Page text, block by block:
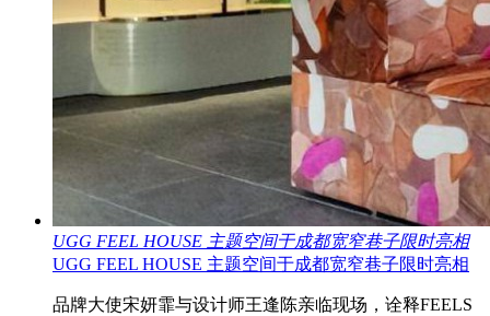
UGG FEEL HOUSE 主题空间于成都宽窄巷子限时亮相
UGG FEEL HOUSE 主题空间于成都宽窄巷子限时亮相
品牌大使宋妍霏与设计师王逢陈亲临现场，诠释FEELS